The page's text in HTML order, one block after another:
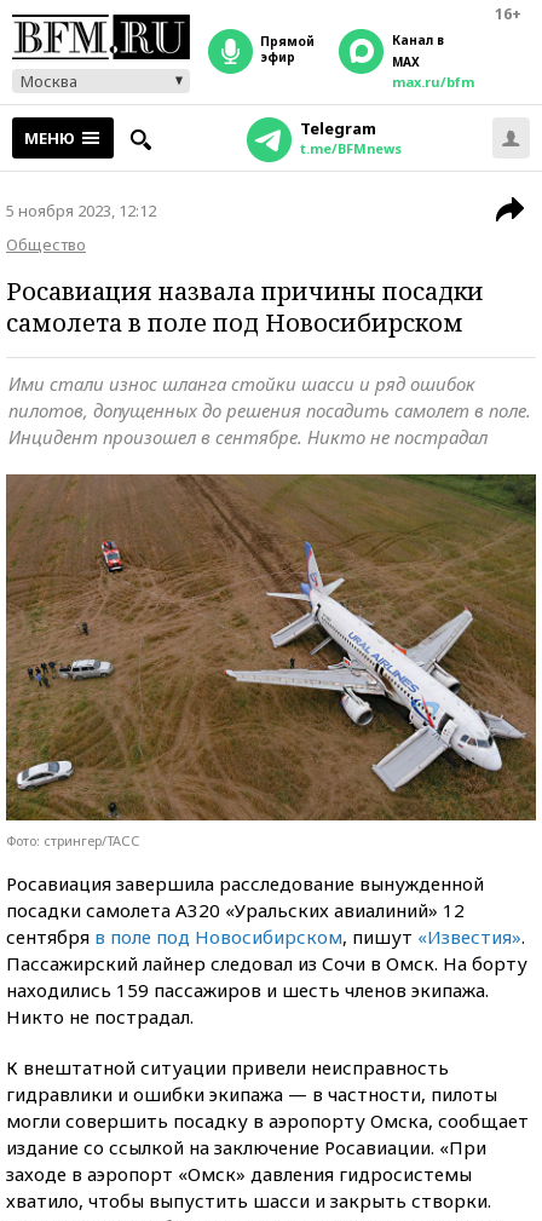
16+
Москва
прямой
эфир
Канал в
MAX
max.ru/bfm
МЕНЮ Telegram
t.me/BFMnews
5 ноября 2023, 12:12
Общество
Росавиация назвала причины посадки
самолета в поле под Новосибирском
Ими стали износ шланга стойки шасси и ряд ошибок
пилотов, допущенных до решения посадить самолет в поле.
Инцидент произошел в сентябре. Никто не пострадал
Фото: стрингер/ТАСС
Росавиация завершила расследование вынужденной
посадки самолета A320 «Уральских авиалиний» 12
сентября в поле под Новосибирском, пишут «Известия».
Пассажирский лайнер следовал из Сочи в Омск. На борту
находились 159 пассажиров и шесть членов экипажа.
Никто не пострадал.
К внештатной ситуации привели неисправность
гидравлики и ошибки экипажа — в частности, пилоты
могли совершить посадку в аэропорту Омска, сообщает
издание со ссылкой на заключение Росавиации. «При
заходе в аэропорт «Омск» давления гидросистемы
хватило, чтобы выпустить шасси и закрыть створки.